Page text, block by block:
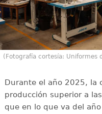
(Fotografía cortesía: Uniformes
Durante el año 2025, la
producción superior a las
que en lo que va del